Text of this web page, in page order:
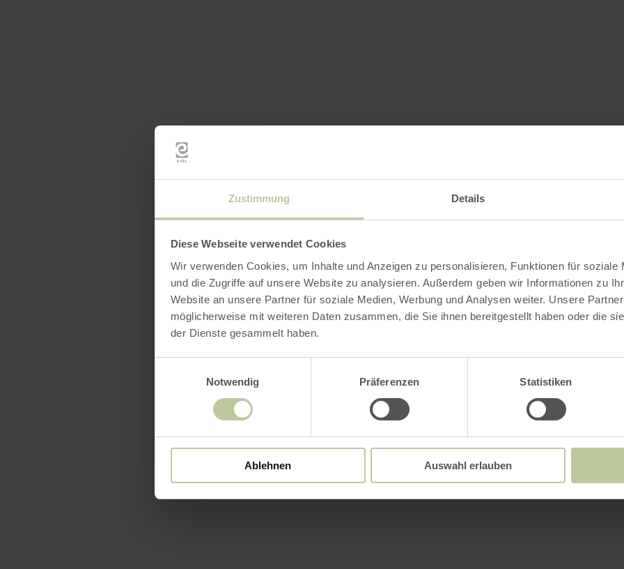
Zustimmung Details
Diese Webseite verwendet Cookies
Wir verwenden Cookies, um Inhalte und Anzeigen zu personalisieren, Funktionen für soziale
und die Zugriffe auf unsere Website zu analysieren. Außerdem geben wir Informationen zu
Website an unsere Partner für soziale Medien, Werbung und Analysen weiter. Unsere
möglicherweise mit weiteren Daten zusammen, die Sie ihnen bereitgestellt haben oder die
der Dienste gesammelt haben.
Notwendig
Präferenzen Statistiken
Ablehnen Auswahl erlauben